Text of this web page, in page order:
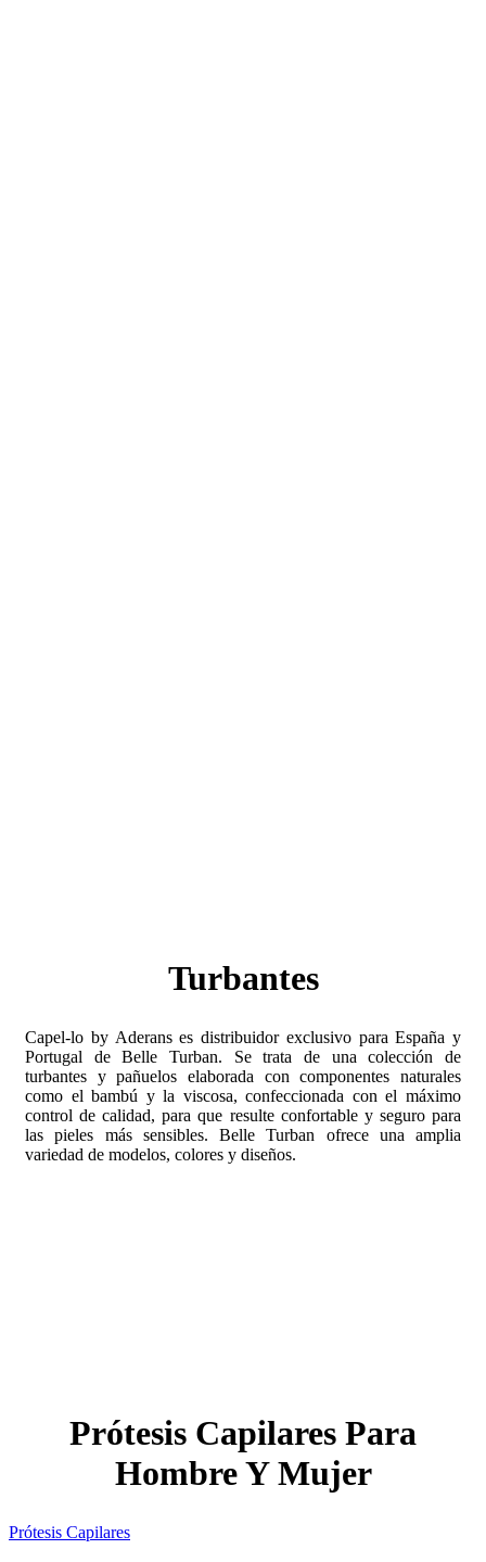
Turbantes
Capel-lo by Aderans es distribuidor exclusivo para España y
Portugal de Belle Turban. Se trata de una colección de
turbantes y pañuelos elaborada con componentes naturales
como el bambú y la viscosa, confeccionada con el máximo
control de calidad, para que resulte confortable y seguro para
las pieles más sensibles. Belle Turban ofrece una amplia
variedad de modelos, colores y diseños.
Prótesis Capilares Para
Hombre Y Mujer
Prótesis Capilares